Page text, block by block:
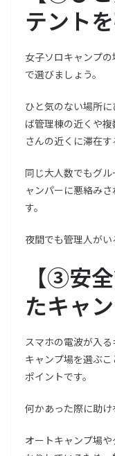
テント
女子ソロキャンプ
で選びましょう。
ひと気のない場所
ば管理棟の近くや
さんの近くに滞在す
同じ大人数でもグ
ャンパーに悪絡み
す。
夜間でも管理人がい
【③安全
たキャ
スマホの電波が入
キャンプ場を選ぶ
ポイントです。
何かあった際に助け
オートキャンプ場